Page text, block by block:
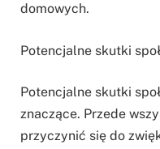
domowych.
Potencjalne skutki
Potencjalne skutki
znaczące. Przede
przyczynić się do